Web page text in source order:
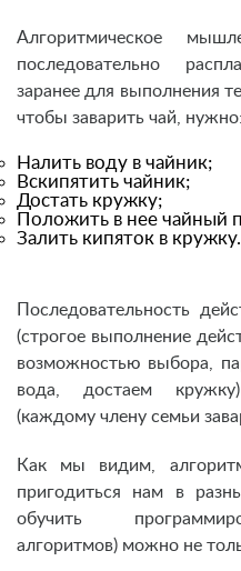
Алгоритмическое
последовательно
заранее для выполнения
чтобы заварить чай, нужно:
Налить воду в чайник;
Вскипятить чайник;
Достать кружку;
Положить в нее чайный
Залить кипяток в кружку.
Последовательность
(строгое выполнение
возможностью выбора,
вода, достаем
(каждому члену семьи
Как мы видим,
пригодиться нам в
обучить
алгоритмов) можно не